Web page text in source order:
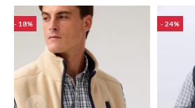
18 24
Shorts Trajes